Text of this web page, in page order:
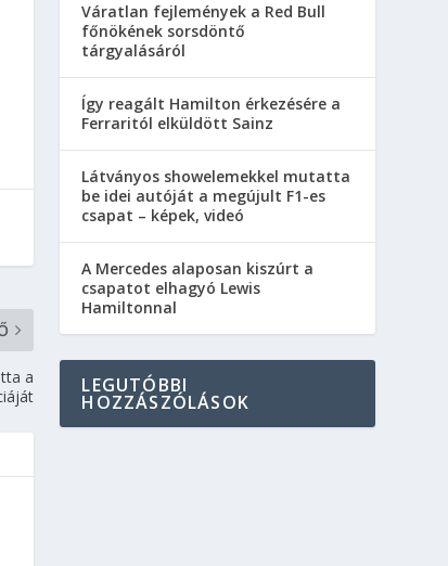
a
Váratlan fejlemények a Red Bull
főnökének sorsdöntő
tárgyalásáról
Így reagált Hamilton érkezésére a
Ferraritól elküldött Sainz
Látványos showelemekkel mutatta
be idei autóját a megújult F1-es
csapat – képek, videó
A Mercedes alaposan kiszúrt a
csapatot elhagyó Lewis
Hamiltonnal
LEGUTÓBBI
HOZZÁSZÓLÁSOK